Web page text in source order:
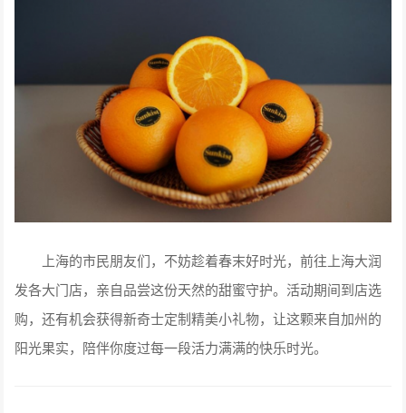
上海的市民朋友们，不妨趁着春末好时光，前往上海大润
发各大门店，亲自品尝这份天然的甜蜜守护。活动期间到店选
购，还有机会获得新奇士定制精美小礼物，让这颗来自加州的
阳光果实，陪伴你度过每一段活力满满的快乐时光。